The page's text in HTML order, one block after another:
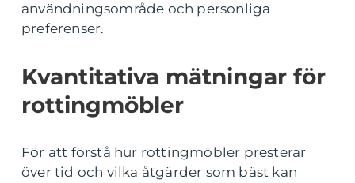
användningsområde och personliga
preferenser.
Kvantitativa mätningar för
rottingmöbler
För att förstå hur rottingmöbler presterar
över tid och vilka åtgärder som bäst kan